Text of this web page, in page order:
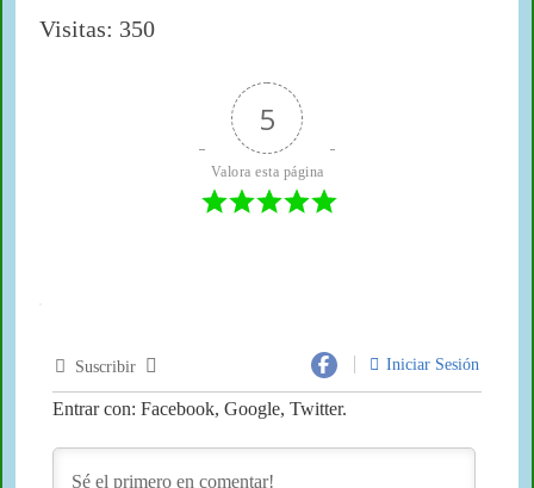
Visitas: 350
5
Valora esta página
Suscribir Iniciar Sesión
Entrar con: Facebook, Google, Twitter.